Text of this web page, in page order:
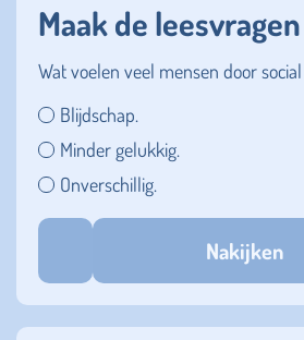
Maak de leesvragen
Wat voelen veel mensen door
Blijdschap.
Minder gelukkig.
Onverschillig.
Nakijken